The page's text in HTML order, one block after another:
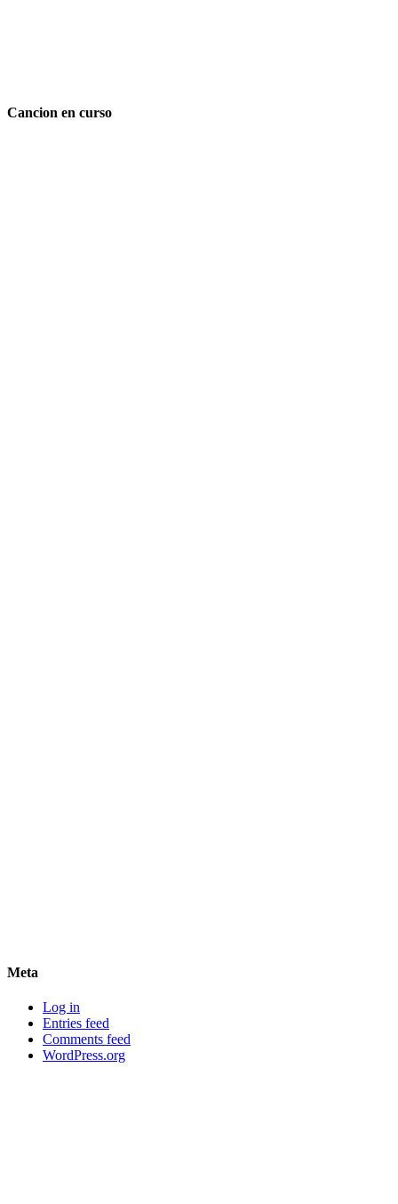
Cancion en curso
Meta
Log in
Entries feed
Comments feed
WordPress.org